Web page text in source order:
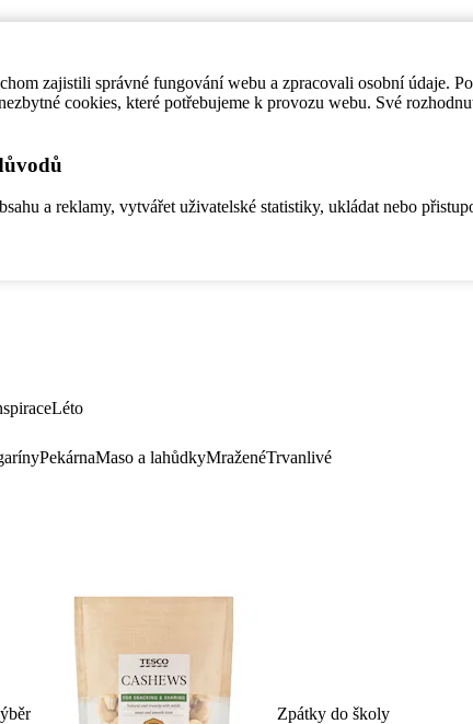
zajistili správné fungování webu a zpracovali osobní údaje.
cookies, které potřebujeme k provozu webu. Své
a reklamy, vytvářet uživatelské statistiky, ukládat nebo
Léto
PekárnaMaso a lahůdkyMraženéTrvanlivé
Zpátky do školy